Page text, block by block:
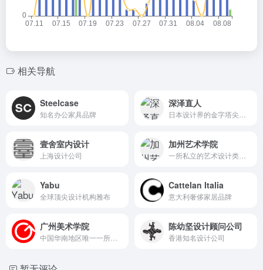
相关导航
Steelcase
知名办公家具品牌
深泽直人
壹舍室内设计
上海设计公司
加州艺术学院
Yabu
全球顶尖设计机构雅布
Cattelan Italia
意大利奢侈家居品牌
广州美术学院 陈幼坚设计顾问公司
香港知名设计公司